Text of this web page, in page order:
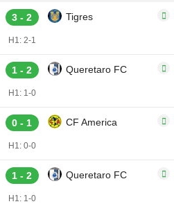
3 - 2 Tigres
H1: 2-1
1 - 2 Queretaro FC
H1: 1-0
0 - 1 CF America
H1: 0-0
1 - 2 Queretaro FC
H1: 1-0